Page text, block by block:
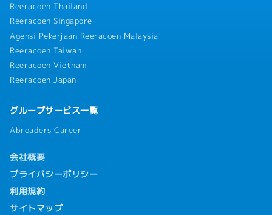
Reeracoen Thailand
Reeracoen Singapore
Agensi Pekerjaan Reeracoen Malaysia
Reeracoen Taiwan
Reeracoen Vietnam
Reeracoen Japan
グループサービス一覧
Abroaders Career
会社概要
プライバシーポリシー
利用規約
サイトマップ